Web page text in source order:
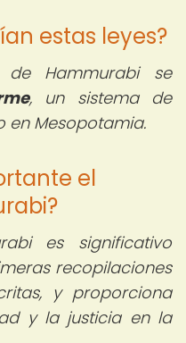
estas leyes?
Hammurabi se
, un sistema de
en Mesopotamia.
el
es significativo
recopilaciones
y proporciona
y la justicia en la